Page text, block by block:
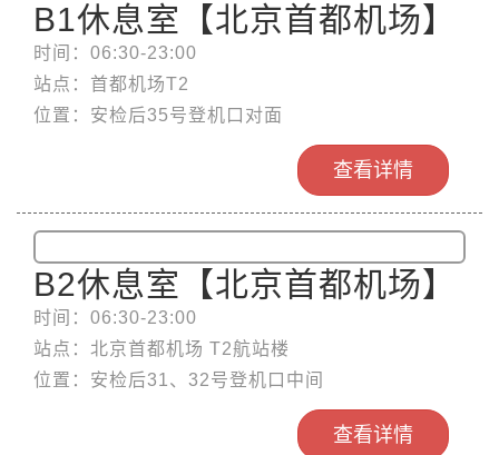
B1休息室【北京首都机场】
时间：06:30-23:00
站点：首都机场T2
位置：安检后35号登机口对面
查看详情
B2休息室【北京首都机场】
时间：06:30-23:00
站点：北京首都机场 T2航站楼
位置：安检后31、32号登机口中间
查看详情